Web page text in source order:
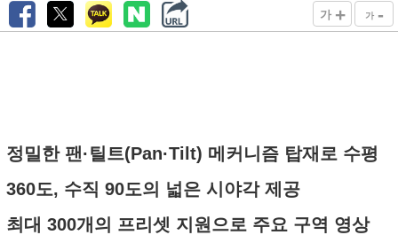
가 + 가 -
정밀한 팬·틸트(Pan·Tilt) 메커니즘 탑재로 수평
360도, 수직 90도의 넓은 시야각 제공
최대 300개의 프리셋 지원으로 주요 구역 영상